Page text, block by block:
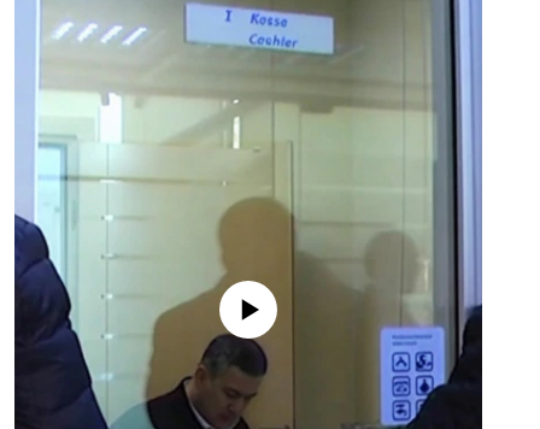
No media source currently available